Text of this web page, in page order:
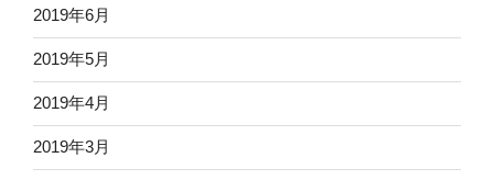
2019年6月
2019年5月
2019年4月
2019年3月